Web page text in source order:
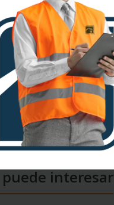
interesar